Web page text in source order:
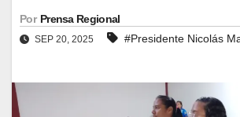
Por Prensa Regional
SEP 20, 2025 #Presidente Nicolás